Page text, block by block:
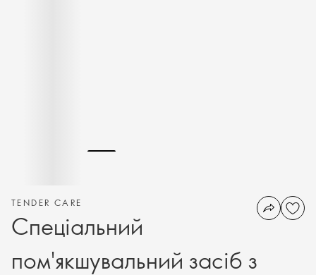
TENDER CARE
Спеціальний
пом'якшувальний засіб з